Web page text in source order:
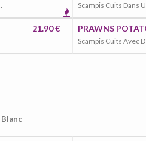
Vert , Gingembre
21.90 € PRAWNS